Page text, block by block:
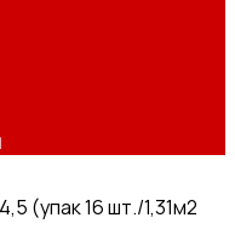
(упак 16 шт./1,31м2